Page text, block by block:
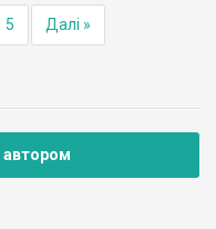
5 Далі »
автором